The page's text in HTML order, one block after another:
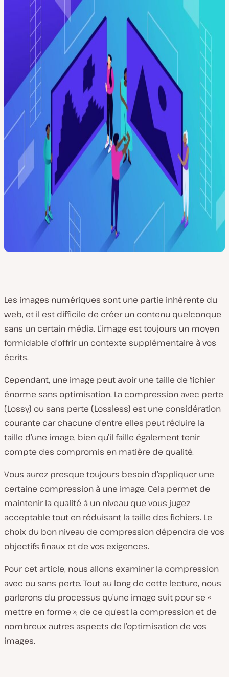
Les images numériques sont une partie inhérente du
web, et il est difficile de créer un contenu quelconque
sans un certain média. L’image est toujours un moyen
formidable d’offrir un contexte supplémentaire à vos
écrits.
Cependant, une image peut avoir une taille de fichier
énorme sans optimisation. La compression avec perte
(Lossy) ou sans perte (Lossless) est une considération
courante car chacune d’entre elles peut réduire la
taille d’une image, bien qu’il faille également tenir
compte des compromis en matière de qualité.
Vous aurez presque toujours besoin d’appliquer une
certaine compression à une image. Cela permet de
maintenir la qualité à un niveau que vous jugez
acceptable tout en réduisant la taille des fichiers. Le
choix du bon niveau de compression dépendra de vos
objectifs finaux et de vos exigences.
Pour cet article, nous allons examiner la compression
avec ou sans perte. Tout au long de cette lecture, nous
parlerons du processus qu’une image suit pour se «
mettre en forme », de ce qu’est la compression et de
nombreux autres aspects de l’optimisation de vos
images.